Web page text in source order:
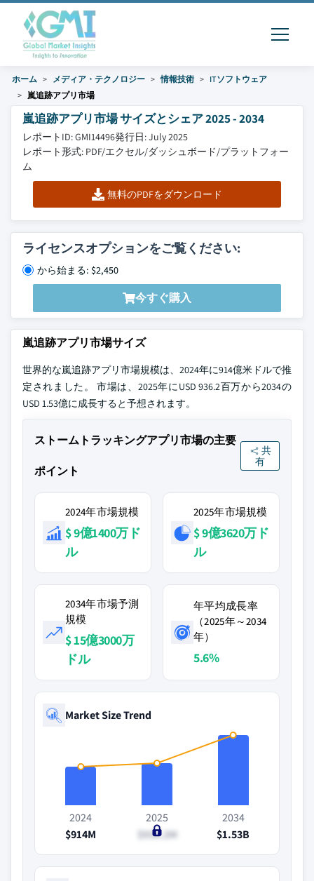
ホーム メディア・テクノロジー 情報技術
ITソフトウェア
嵐追跡アプリ市場
嵐追跡アプリ市場 サイズとシェア 2025 - 2034
レポートID: GMI14496発行日: July 2025
レポート形式: PDF/エクセル/ダッシュボード/プラットフォー
ム
無料のPDFをダウンロード
ライセンスオプションをご覧ください:
から始まる: $2,450
今すぐ購入
嵐追跡アプリ市場サイズ
世界的な嵐追跡アプリ市場規模は、2024年に914億米ドルで推
定されました。 市場は、2025年にUSD 936.2百万から2034の
USD 1.53億に成長すると予想されます。
ストームトラッキングアプリ市場の主要
ポイント
共
有
2024年市場規模
$ 9億1400万ド
ル
2025年市場規模
$ 9億3620万ド
ル
2034年市場予測
規模
$ 15億3000万
ドル
年平均成長率
（2025年～2034
年）
5.6%
Market Size Trend
2024
$914M
2025
$936.2M
2034
$1.53B